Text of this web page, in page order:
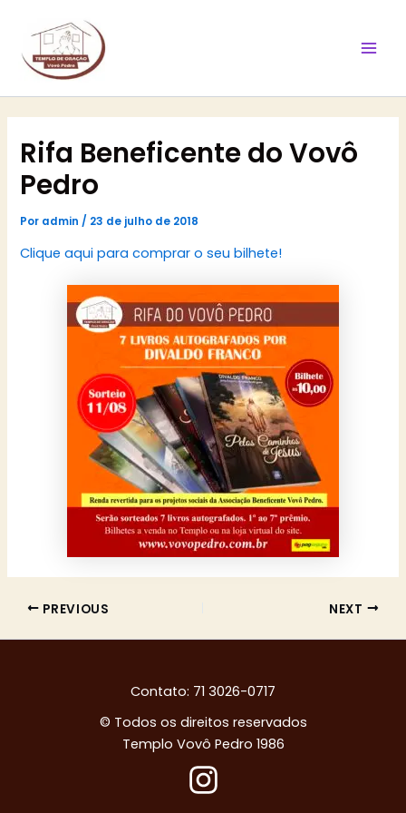
conteúdo
Rifa Beneficente do Vovô
Pedro
Por admin / 23 de julho de 2018
Clique aqui para comprar o seu bilhete!
PREVIOUS NEXT
Contato: 71 3026-0717
© Todos os direitos reservados
Templo Vovô Pedro 1986